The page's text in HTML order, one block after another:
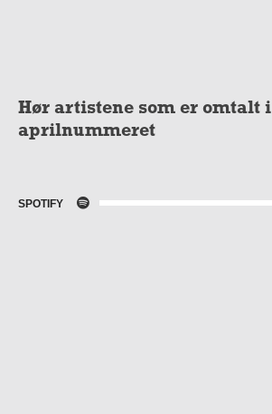
Hør artistene som er omtalt i
aprilnummeret
SPOTIFY